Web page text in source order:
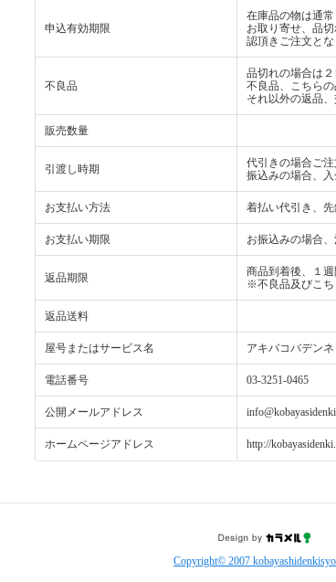
申込有効期限
在庫品の物は通
お取り寄せ、品
認頂きご注文とな
不良品
品切れの場合は
不良品、こちら
それ以外の返品
販売数量
引渡し時期
代引きの場合ご
振込みの場合、
お支払い方法 着払い代引き、
お支払い期限 お振込みの場合
返品期限
商品到着後、１週
※不良品及びこち
返品送料
屋号またはサービス名 アキバコバデンネ
電話番号 03-3251-0465
公開メールアドレス
ホームページアドレス http://
Copyright© 2007